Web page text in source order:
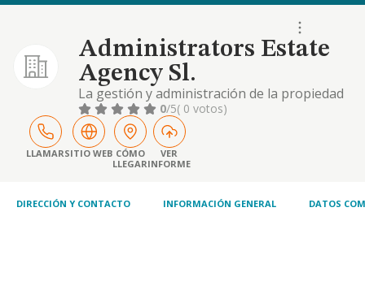
Administrators Estate
Agency Sl.
La gestión y administración de la propiedad
inmobiliaria
0/5( 0 votos)
LLAMARSITIO WEB CÓMO
LLEGAR
VER
INFORME
DIRECCIÓN Y CONTACTO INFORMACIÓN GENERAL DATOS